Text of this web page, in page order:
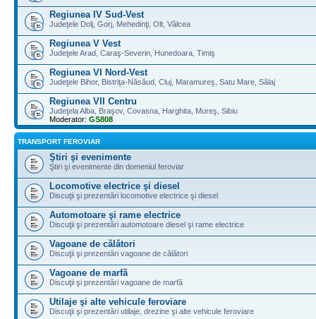
Regiunea IV Sud-Vest
Judeţele Dolj, Gorj, Mehedinţi, Olt, Vâlcea
Regiunea V Vest
Judeţele Arad, Caraş-Severin, Hunedoara, Timiş
Regiunea VI Nord-Vest
Judeţele Bihor, Bistriţa-Năsăud, Cluj, Maramureş, Satu Mare, Sălaj
Regiunea VII Centru
Judeţela Alba, Braşov, Covasna, Harghita, Mureş, Sibiu
Moderator: GS808
TRANSPORT FEROVIAR
Ştiri şi evenimente
Ştiri şi evenimente din domeniul feroviar
Locomotive electrice şi diesel
Discuţii şi prezentări locomotive electrice şi diesel
Automotoare şi rame electrice
Discuţii şi prezentări automotoare diesel şi rame electrice
Vagoane de călători
Discuţii şi prezentări vagoane de călători
Vagoane de marfă
Discuţii şi prezentări vagoane de marfă
Utilaje şi alte vehicule feroviare
Discuţii şi prezentări utilaje, drezine şi alte vehicule feroviare